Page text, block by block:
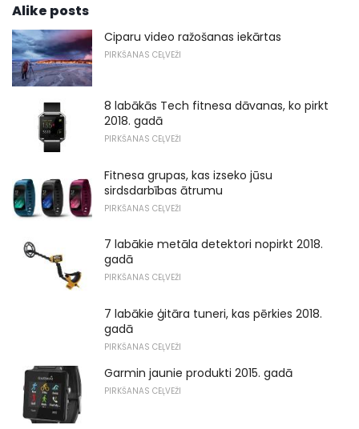
Alike posts
Ciparu video ražošanas iekārtas
PIRKŠANAS CEĻVEŽI
8 labākās Tech fitnesa dāvanas, ko pirkt
2018. gadā
PIRKŠANAS CEĻVEŽI
Fitnesa grupas, kas izseko jūsu
sirdsdarbības ātrumu
PIRKŠANAS CEĻVEŽI
7 labākie metāla detektori nopirkt 2018.
gadā
PIRKŠANAS CEĻVEŽI
7 labākie ģitāra tuneri, kas pērkies 2018.
gadā
PIRKŠANAS CEĻVEŽI
Garmin jaunie produkti 2015. gadā
PIRKŠANAS CEĻVEŽI